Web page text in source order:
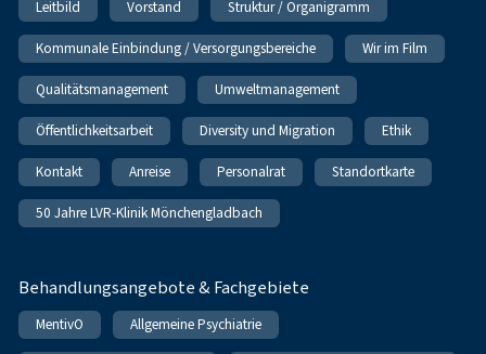
Leitbild Vorstand Struktur / Organigramm
Kommunale Einbindung / Versorgungsbereiche Wir im Film
Qualitätsmanagement Umweltmanagement
Öffentlichkeitsarbeit Diversity und Migration Ethik
Kontakt Anreise Personalrat Standortkarte
50 Jahre LVR-Klinik Mönchengladbach
Behandlungsangebote & Fachgebiete
MentivO Allgemeine Psychiatrie